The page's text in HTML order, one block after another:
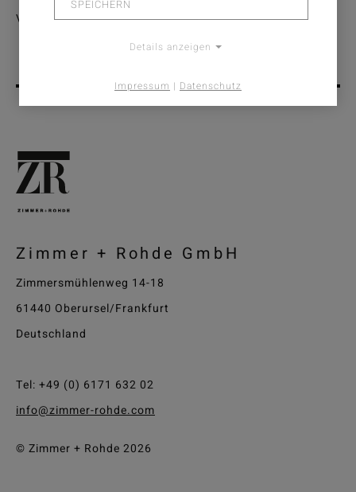
Verfügung.
Zimmer + Rohde GmbH
Zimmersmühlenweg 14-18
61440 Oberursel/Frankfurt
Deutschland
Tel: +49 (0) 6171 632 02
info@zimmer-rohde.com
© Zimmer + Rohde 2026
SPEICHERN
Details anzeigen
Impressum | Datenschutz